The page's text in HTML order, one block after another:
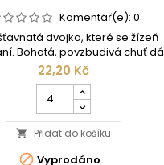
Komentář(e): 0
dvojka, které se žízeň
Bohatá, povzbudivá chuť dá
jak svěžímu ovoci, tak
základu. Míchaný nápoj z
nealkoholického piva a ovocné
citronu a limetky, pasterovaný a
cukrem. Obsahuje komplex B
Neobsahuje konzervanty a
Nejlepší je chlazený.
22,20 Kč
kusů
produktu
Birgo
citron
 Přidat do košíku
 Vyprodáno